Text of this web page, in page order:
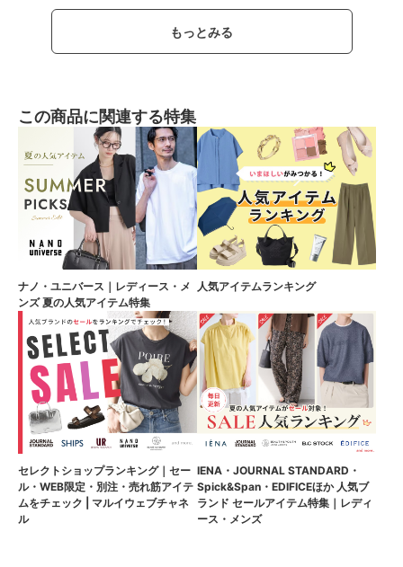
もっとみる
この商品に関連する特集
ナノ・ユニバース｜レディース・メ
ンズ 夏の人気アイテム特集
人気アイテムランキング
セレクトショップランキング｜セー
ル・WEB限定・別注・売れ筋アイテ
ムをチェック | マルイウェブチャネ
ル
IENA・JOURNAL STANDARD・
Spick&Span・EDIFICEほか 人気ブ
ランド セールアイテム特集｜レディ
ース・メンズ